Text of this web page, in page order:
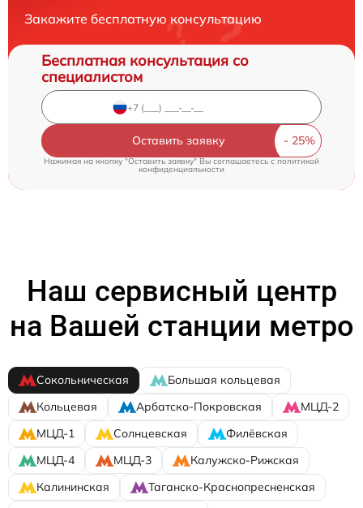
Закажите бесплатную консультацию
Бесплатная консультация со
специалистом
Оставить заявку
Нажимая на кнопку "Оставить заявку" Вы соглашаетесь c политикой
конфиденциальности
Наш сервисный центр
на Вашей станции метро
Сокольническая
Большая кольцевая
Кольцевая
Арбатско-Покровская
МЦД-2
МЦД-1
Солнцевская
Филёвская
МЦД-4
МЦД-3
Калужско-Рижская
Калининская
Таганско-Краснопресненская